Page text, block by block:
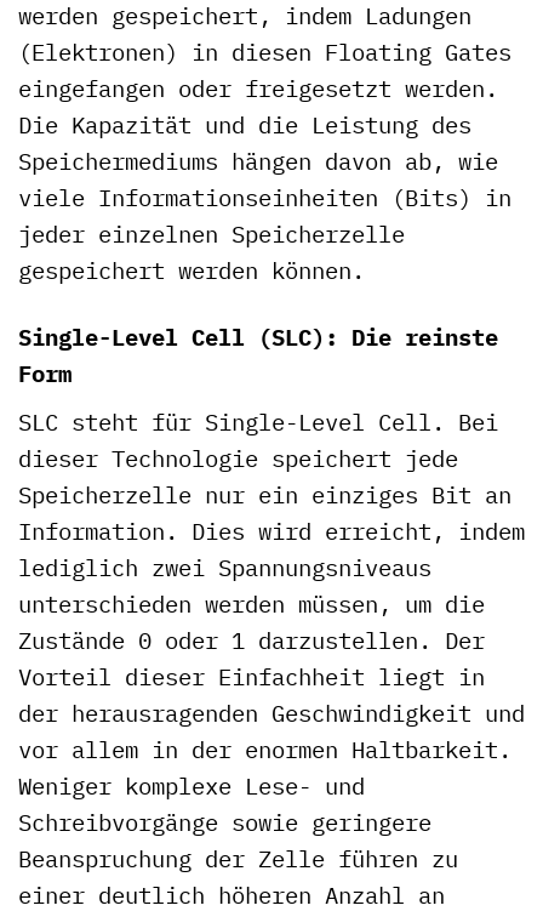
werden gespeichert, indem Ladungen
(Elektronen) in diesen Floating Gates
eingefangen oder freigesetzt werden.
Die Kapazität und die Leistung des
Speichermediums hängen davon ab, wie
viele Informationseinheiten (Bits) in
jeder einzelnen Speicherzelle
gespeichert werden können.
Single-Level Cell (SLC): Die reinste
Form
SLC steht für Single-Level Cell. Bei
dieser Technologie speichert jede
Speicherzelle nur ein einziges Bit an
Information. Dies wird erreicht, indem
lediglich zwei Spannungsniveaus
unterschieden werden müssen, um die
Zustände 0 oder 1 darzustellen. Der
Vorteil dieser Einfachheit liegt in
der herausragenden Geschwindigkeit und
vor allem in der enormen Haltbarkeit.
Weniger komplexe Lese- und
Schreibvorgänge sowie geringere
Beanspruchung der Zelle führen zu
einer deutlich höheren Anzahl an